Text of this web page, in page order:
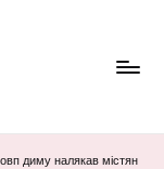
диму налякав містян